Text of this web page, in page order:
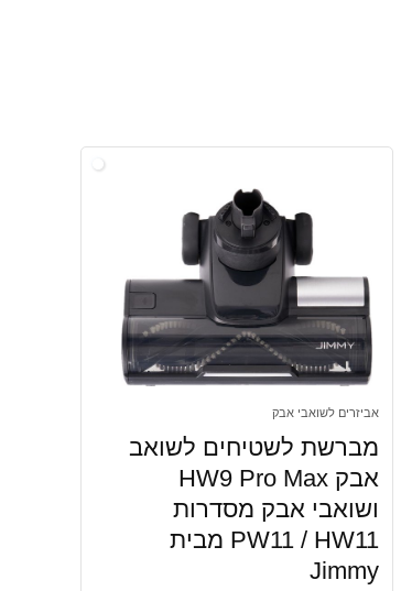
אביזרים לשואבי אבק
מברשת לשטיחים לשואב
אבק HW9 Pro Max
ושואבי אבק מסדרות
PW11 / HW11 מבית
Jimmy